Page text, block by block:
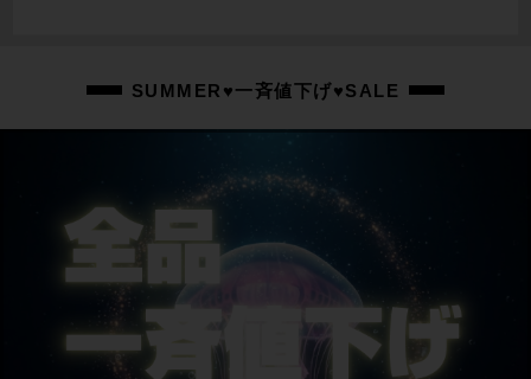
シートポスト
MERIDA
SUMMER♥一斉値下げ♥SALE